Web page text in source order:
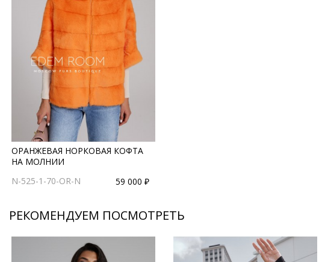
ОРАНЖЕВАЯ НОРКОВАЯ КОФТА
НА МОЛНИИ
N-525-1-70-OR-N
59 000 ₽
РЕКОМЕНДУЕМ ПОСМОТРЕТЬ